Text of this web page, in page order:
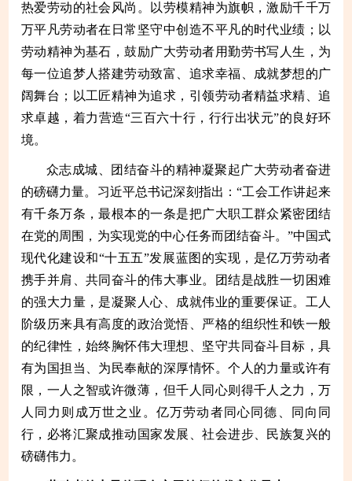
热爱劳动的社会风尚。以劳模精神为旗帜，激励千千万
万平凡劳动者在日常坚守中创造不平凡的时代业绩；以
劳动精神为基石，鼓励广大劳动者用勤劳书写人生，为
每一位追梦人搭建劳动致富、追求幸福、成就梦想的广
阔舞台；以工匠精神为追求，引领劳动者精益求精、追
求卓越，着力营造“三百六十行，行行出状元”的良好环
境。
众志成城、团结奋斗的精神凝聚起广大劳动者奋进
的磅礴力量。习近平总书记深刻指出：“工会工作讲起来
有千条万条，最根本的一条是把广大职工群众紧密团结
在党的周围，为实现党的中心任务而团结奋斗。”中国式
现代化建设和“十五五”发展蓝图的实现，是亿万劳动者
携手并肩、共同奋斗的伟大事业。团结是战胜一切困难
的强大力量，是凝聚人心、成就伟业的重要保证。工人
阶级历来具有高度的政治觉悟、严格的组织性和铁一般
的纪律性，始终胸怀伟大理想、坚守共同奋斗目标，具
有为国担当、为民奉献的深厚情怀。个人的力量或许有
限，一人之智或许微薄，但千人同心则得千人之力，万
人同力则成万世之业。亿万劳动者同心同德、同向同
行，必将汇聚成推动国家发展、社会进步、民族复兴的
磅礴伟力。